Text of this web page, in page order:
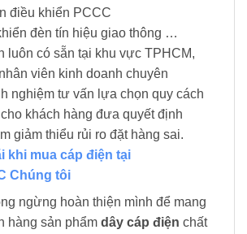
điều khiển PCCC
đèn tín hiệu giao thông …
luôn có sẵn tại khu vực TPHCM,
viên kinh doanh chuyên
nghiệm tư vấn lựa chọn quy cách
khách hàng đưa quyết định
giảm thiểu rủi ro đặt hàng sai.
khi mua cáp điện tại
Chúng tôi
ngừng hoàn thiện mình để mang
hàng sản phẩm dây cáp điện chất